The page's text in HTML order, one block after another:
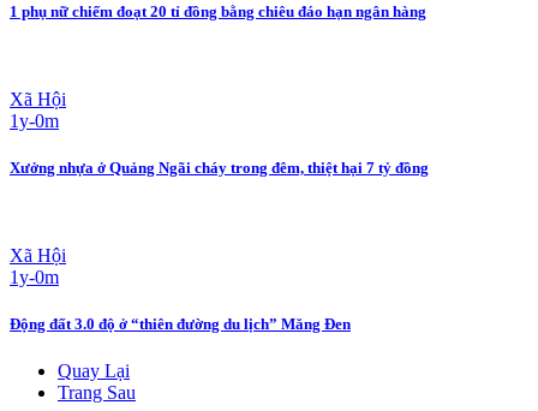
1 phụ nữ chiếm đoạt 20 tỉ đồng bằng chiêu đáo hạn ngân hàng
Xã Hội
1y-0m
Xưởng nhựa ở Quảng Ngãi cháy trong đêm, thiệt hại 7 tỷ đồng
Xã Hội
1y-0m
Động đất 3.0 độ ở “thiên đường du lịch” Măng Đen
Quay Lại
Trang Sau